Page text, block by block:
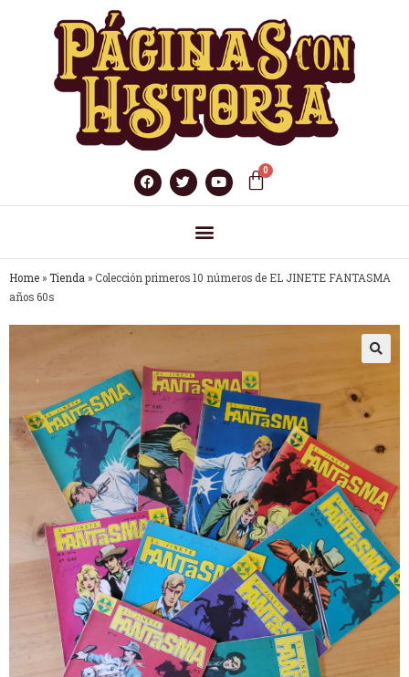
Home » Tienda » Colección primeros 10 números de EL JINETE FANTASMA
años 60s